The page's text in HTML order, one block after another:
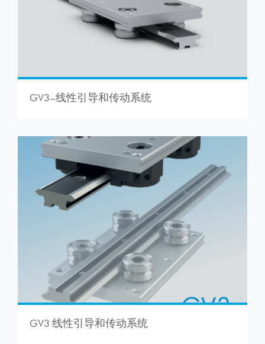
GV3–线性引导和传动系统
GV3 线性引导和传动系统